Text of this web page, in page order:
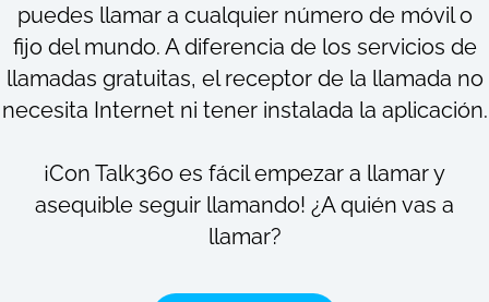
puedes llamar a cualquier número de móvil o
fijo del mundo. A diferencia de los servicios de
llamadas gratuitas, el receptor de la llamada no
necesita Internet ni tener instalada la aplicación.
¡Con Talk360 es fácil empezar a llamar y
asequible seguir llamando! ¿A quién vas a
llamar?